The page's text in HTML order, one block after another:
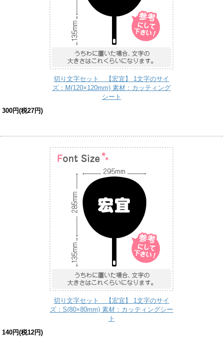
切り文字セット 【宏宜】 1文字のサイ
ズ：M(120×120mm) 素材：カッティング
シート
300円(税27円)
切り文字セット 【宏宜】 1文字のサイ
ズ：S(80×80mm) 素材：カッティングシー
ト
140円(税12円)